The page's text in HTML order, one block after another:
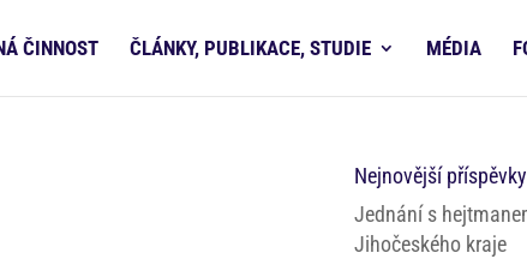
ČINNOST ČLÁNKY, PUBLIKACE, STUDIE MÉDIA
Nejnovější příspěvky
Jednání s
Jihočeského kraje